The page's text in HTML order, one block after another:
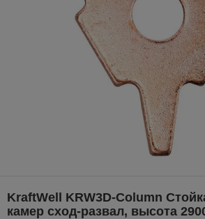
KraftWell KRW3D-Column
камер сход-развал, высота